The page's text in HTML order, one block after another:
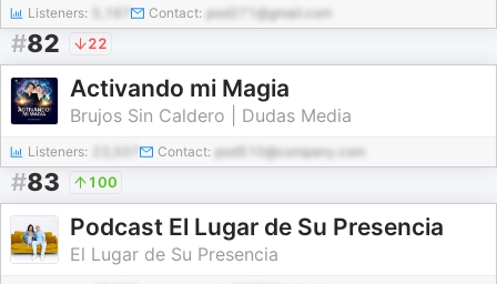
Listeners: Contact: pod271@gmail.com
#82 22
Activando mi Magia
Brujos Sin Caldero | Dudas Media
Listeners: Contact: pod510@company.com
#83 100
Podcast El Lugar de Su Presencia
El Lugar de Su Presencia